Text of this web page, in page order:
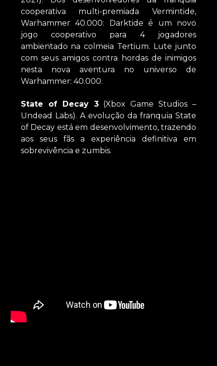
cooperativa multi-premiada Vermintide,
Warhammer 40.000: Darktide é um novo
jogo cooperativo para 4 jogadores
ambientado na colmeia Tertium. Lute junto
com seus amigos contra hordas de inimigos
nesta nova aventura no universo de
Warhammer: 40.000.
State of Decay 3(Xbox Game Studios –
Undead Labs). A evolução da franquia State
of Decay está em desenvolvimento, trazendo
aos seus fãs a experiência definitiva em
sobrevivência e zumbis.